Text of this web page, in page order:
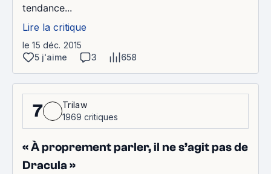
tendance...
Lire la critique
le 15 déc. 2015
5 j'aime
3 658
7
Trilaw
1969 critiques
« À proprement parler, il ne s’agit pas de
Dracula »